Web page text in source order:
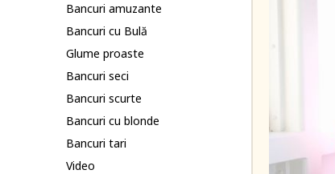
Bancuri amuzante
Bancuri cu Bulă
Glume proaste
Bancuri seci
Bancuri scurte
Bancuri cu blonde
Bancuri tari
Video